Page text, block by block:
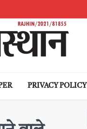
PRIVACY POLICY